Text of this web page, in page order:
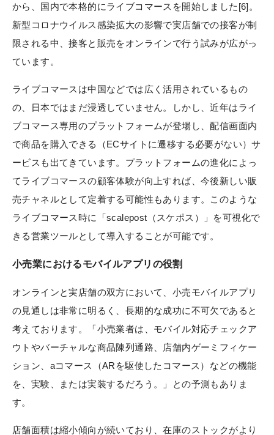
から、国内で本格的にライブコマースを開始しました[6]。
新型コロナウイルス感染拡大の影響で実店舗での接客が制
限される中、接客と販売をオンラインで行う試みが広がっ
ています。
ライブコマースは中国などでは広く活用されているもの
の、日本ではまだ浸透していません。しかし、近年はライ
ブコマース専用のプラットフォームが登場し、配信画面内
で商品を購入できる（ECサイトに遷移する必要がない）サ
ービスも出てきています。プラットフォームの進化によっ
てライブコマースの顧客体験が向上すれば、今後新しい販
売チャネルとして定着する可能性もあります。このような
ライブコマース時に「scalepost（スケポス）」を可視化で
きる営業ツールとして導入することが可能です。
小売業におけるモバイルアプリの役割
オンラインと実店舗の双方において、小売モバイルアプリ
の見通しは非常に明るく、長期的な成功に不可欠であると
考えております。「小売業者は、モバイル対応チェックア
ウトやバーチャルな商品陳列通路、店舗内ゲーミフィケー
ション、aコマース（ARを駆使したコマース）などの機能
を、実験、または実装するだろう。」との予測もありま
す。
店舗面積は縮小傾向が続いており、在庫のストックがより